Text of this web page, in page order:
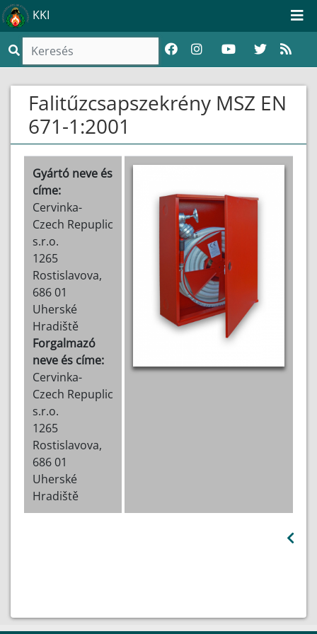
KKI
Falitűzcsapszekrény MSZ EN
671-1:2001
Gyártó neve és
címe:
Cervinka-
Czech Repuplic
s.r.o.
1265
Rostislavova,
686 01
Uherské
Hradiště
Forgalmazó
neve és címe:
Cervinka-
Czech Repuplic
s.r.o.
1265
Rostislavova,
686 01
Uherské
Hradiště